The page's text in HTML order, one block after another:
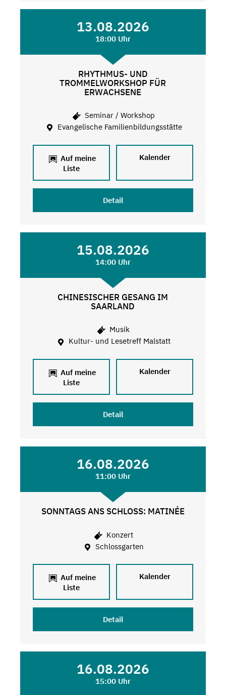
13.08.2026
18:00 Uhr
RHYTHMUS- UND
TROMMELWORKSHOP FÜR
ERWACHSENE
Seminar / Workshop
Evangelische Familienbildungsstätte
Auf meine
Liste
Kalender
Detail
15.08.2026
14:00 Uhr
CHINESISCHER GESANG IM
SAARLAND
Musik
Kultur- und Lesetreff Malstatt
Auf meine
Liste
Kalender
Detail
16.08.2026
11:00 Uhr
SONNTAGS ANS SCHLOSS: MATINÉE
Konzert
Schlossgarten
Auf meine
Liste
Kalender
Detail
16.08.2026
15:00 Uhr